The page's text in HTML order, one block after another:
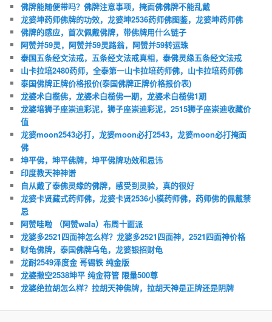
佛牌能随便带吗？佛牌注意事项，掩面佛佛牌不能乱戴
龙婆坤药师佛牌的功效，龙婆坤2536药师佛图鉴，龙婆坤药师佛
佛牌的感应，首次佩戴佛牌，带佛牌用什么链子
阿赞并59灵，阿赞并59灵路翁，阿赞并59转运珠
泰国五条经文法戒，五条经文法戒真相，泰佛灵缘五条经文法戒
山卡拉培2480药师，全泰第一山卡拉培药师佛，山卡拉培药师佛
泰国佛牌正牌价格报价(泰国佛牌正牌价格报价表)
龙婆术白榄佛，龙婆术白榄佛一期，龙婆术白榄佛1期
龙婆培狮子座崇迪彩泥，狮子座崇迪彩泥，2515狮子座崇迪收藏价
值
龙婆moon2543必打，龙婆moon必打2543，龙婆moon必打掩面
佛
坤平佛，坤平佛牌，坤平佛牌功效和忌讳
印度教天神神谱
自从戴了泰佛灵缘的佛牌，感受到灵验，真的很好
龙婆卡贤藏式药师佛，龙婆卡贤2536小模药师佛，药师佛的佩戴禁
忌
阿赞哇啦 （阿赞wala）布周十面派
龙婆多2521四面神怎么样？龙婆多2521四面神，2521四面神价格
财龟佛牌，泰国佛牌乌龟，龙婆银招财龟
龙耐2549泽度金 哥锡铁 纯金版
龙婆撒空2538坤平 纯金符管 限量500尊
龙婆绝拉胡怎么样？拉胡天神佛牌，拉胡天神是正牌还是阴牌